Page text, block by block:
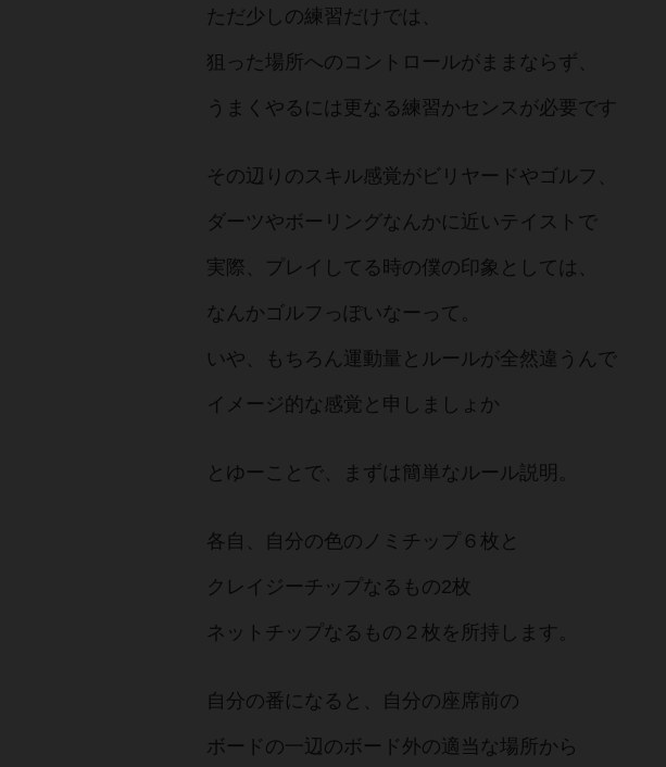
ただ少しの練習だけでは、
狙った場所へのコントロールがままならず、
うまくやるには更なる練習かセンスが必要です
その辺りのスキル感覚がビリヤードやゴルフ、
ダーツやボーリングなんかに近いテイストで
実際、プレイしてる時の僕の印象としては、
なんかゴルフっぽいなーって。
いや、もちろん運動量とルールが全然違うんで
イメージ的な感覚と申しましょか
とゆーことで、まずは簡単なルール説明。
各自、自分の色のノミチップ６枚と
クレイジーチップなるもの2枚
ネットチップなるもの２枚を所持します。
自分の番になると、自分の座席前の
ボードの一辺のボード外の適当な場所から